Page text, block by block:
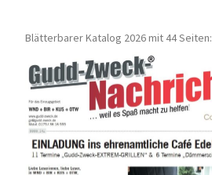
Blätterbarer Katalog 2026 mit 44 Seiten: